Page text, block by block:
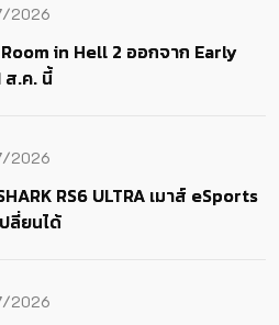
2026
in Hell 2 ออกจาก Early
ส.ค. นี้
2026
RS6 ULTRA เมาส์ eSports
ลี่ยนได้
2026